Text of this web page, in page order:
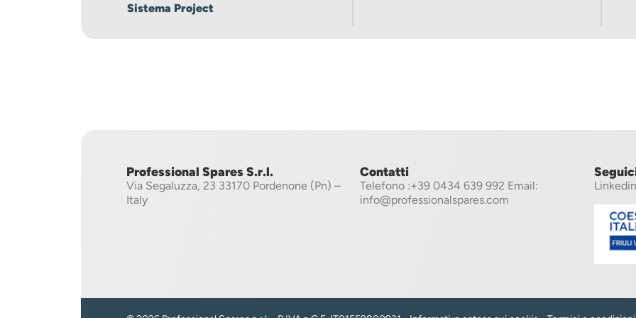
Sistema Project
Professional Spares S.r.l.
Via Segaluzza, 23 33170 Pordenone (Pn) –
Italy
Contatti
Telefono :+39 0434 639 992 Email:
info@professionalspares.com
Linkedin